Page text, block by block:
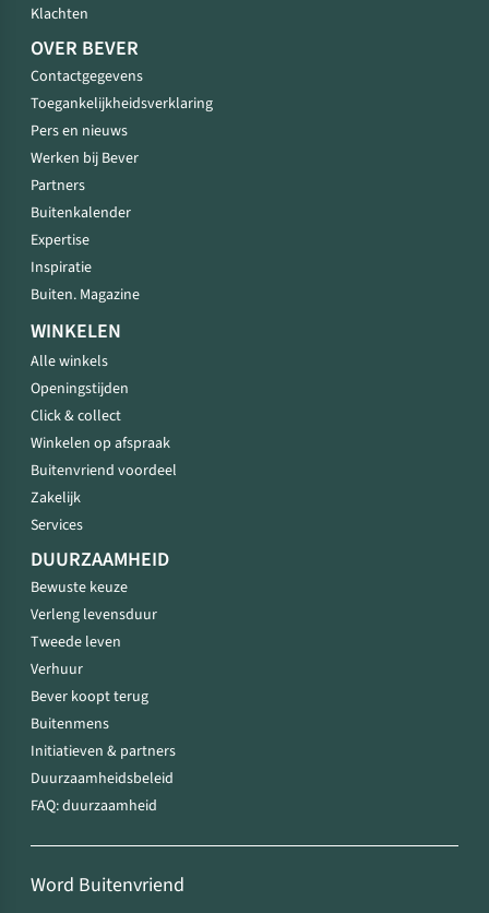
Klachten
OVER BEVER
Contactgegevens
Toegankelijkheidsverklaring
Pers en nieuws
Werken bij Bever
Partners
Buitenkalender
Expertise
Inspiratie
Buiten. Magazine
WINKELEN
Alle winkels
Openingstijden
Click & collect
Winkelen op afspraak
Buitenvriend voordeel
Zakelijk
Services
DUURZAAMHEID
Bewuste keuze
Verleng levensduur
Tweede leven
Verhuur
Bever koopt terug
Buitenmens
Initiatieven & partners
Duurzaamheidsbeleid
FAQ: duurzaamheid
Word Buitenvriend